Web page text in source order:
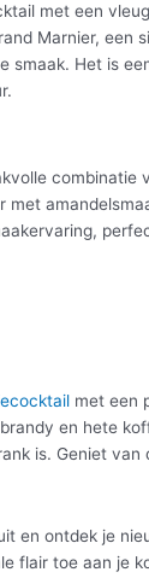
met een
Marnier, een
smaak. Het is
combinatie
met
met een
en hete
is. Geniet van
en ontdek je
flair toe aan je